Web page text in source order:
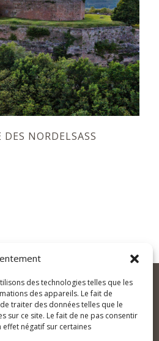
des technologies telles que les
des appareils. Le fait de
traiter des données telles que le
sur ce site. Le fait de ne pas consentir
négatif sur certaines
NORDELSASS